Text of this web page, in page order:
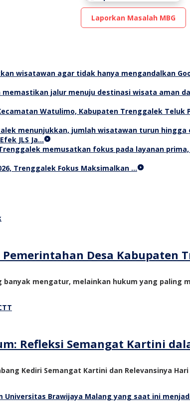
Laporkan Masalah MBG
Teluk
JLS Ja…
Trenggalek Fokus Maksimalkan …
Desa Kabupaten
banyak mengatur, melainkan hukum yang paling
Refleksi Semangat Kartini
Kediri Semangat Kartini dan Relevansinya